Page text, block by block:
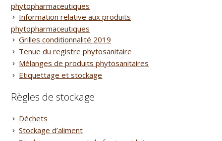
phytopharmaceutiques
Information relative aux produits
phytopharmaceutiques
Grilles conditionnalité 2019
Tenue du registre phytosanitaire
Mélanges de produits phytosanitaires
Etiquettage et stockage
Règles de stockage
Déchets
Stockage d’aliment